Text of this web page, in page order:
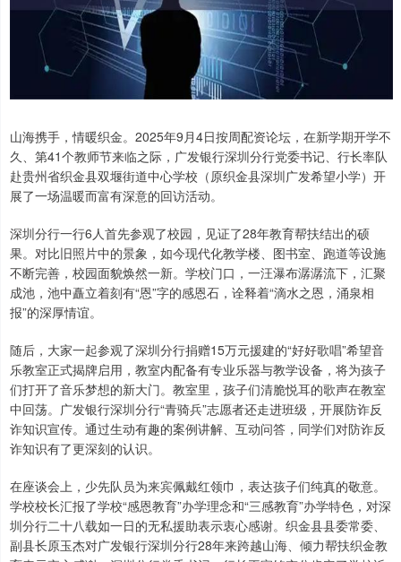
山海携手，情暖织金。2025年9月4日按周配资论坛，在新学期开学不
久、第41个教师节来临之际，广发银行深圳分行党委书记、行长率队
赴贵州省织金县双堰街道中心学校（原织金县深圳广发希望小学）开
展了一场温暖而富有深意的回访活动。
深圳分行一行6人首先参观了校园，见证了28年教育帮扶结出的硕
果。对比旧照片中的景象，如今现代化教学楼、图书室、跑道等设施
不断完善，校园面貌焕然一新。学校门口，一汪瀑布潺潺流下，汇聚
成池，池中矗立着刻有“恩”字的感恩石，诠释着“滴水之恩，涌泉相
报”的深厚情谊。
随后，大家一起参观了深圳分行捐赠15万元援建的“好好歌唱”希望音
乐教室正式揭牌启用，教室内配备有专业乐器与教学设备，将为孩子
们打开了音乐梦想的新大门。教室里，孩子们清脆悦耳的歌声在教室
中回荡。广发银行深圳分行“青骑兵”志愿者还走进班级，开展防诈反
诈知识宣传。通过生动有趣的案例讲解、互动问答，同学们对防诈反
诈知识有了更深刻的认识。
在座谈会上，少先队员为来宾佩戴红领巾，表达孩子们纯真的敬意。
学校校长汇报了学校“感恩教育”办学理念和“三感教育”办学特色，对深
圳分行二十八载如一日的无私援助表示衷心感谢。织金县县委常委、
副县长原玉杰对广发银行深圳分行28年来跨越山海、倾力帮扶织金教